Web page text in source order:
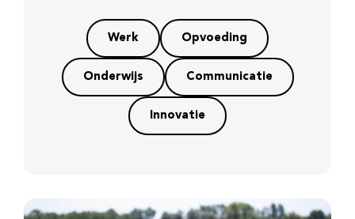
Werk Opvoeding
Onderwijs Communicatie
Innovatie